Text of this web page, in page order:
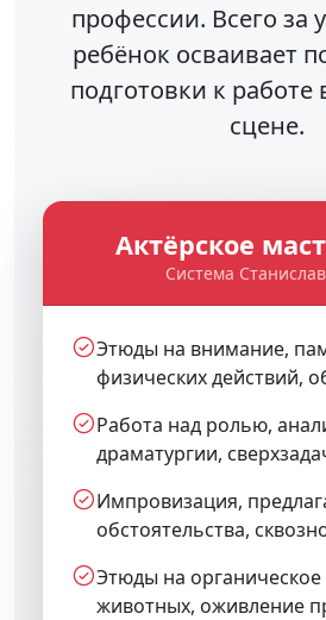
профессии. Всего за
ребёнок осваивает
подготовки к работе
сцене.
Актёрское
Система
Этюды на внимание,
физических действий,
Работа над ролью,
драматургии,
Импровизация,
обстоятельства,
Этюды на
животных, оживление